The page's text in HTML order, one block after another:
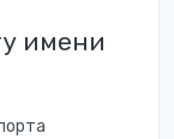
имени